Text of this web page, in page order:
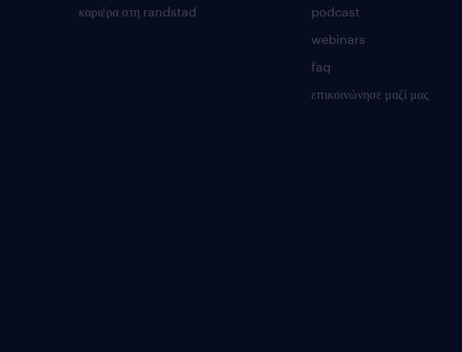
καριέρα στη randstad
podcast
webinars
faq
επικοινώνησε μαζί μας